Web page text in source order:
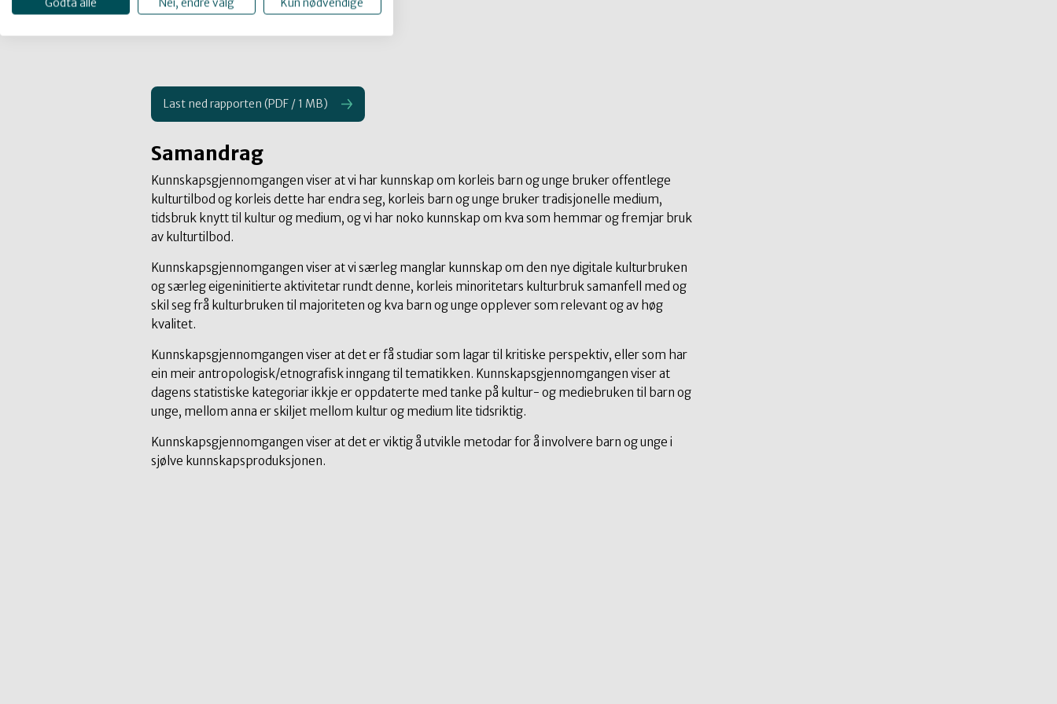
Last ned rapporten (PDF / 1 MB)
Samandrag
Kunnskapsgjennomgangen viser at vi har kunnskap om korleis barn og unge bruker offentlege
kulturtilbod og korleis dette har endra seg, korleis barn og unge bruker tradisjonelle medium,
tidsbruk knytt til kultur og medium, og vi har noko kunnskap om kva som hemmar og fremjar bruk
av kulturtilbod.
Kunnskapsgjennomgangen viser at vi særleg manglar kunnskap om den nye digitale kulturbruken
og særleg eigeninitierte aktivitetar rundt denne, korleis minoritetars kulturbruk samanfell med og
skil seg frå kulturbruken til majoriteten og kva barn og unge opplever som relevant og av høg
kvalitet.
Kunnskapsgjennomgangen viser at det er få studiar som lagar til kritiske perspektiv, eller som har
ein meir antropologisk/etnografisk inngang til tematikken. Kunnskapsgjennomgangen viser at
dagens statistiske kategoriar ikkje er oppdaterte med tanke på kultur- og mediebruken til barn og
unge, mellom anna er skiljet mellom kultur og medium lite tidsriktig.
Kunnskapsgjennomgangen viser at det er viktig å utvikle metodar for å involvere barn og unge i
sjølve kunnskapsproduksjonen.